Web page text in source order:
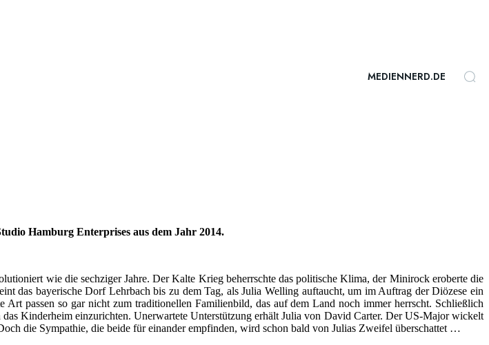
MEDIENNERD.DE
Hamburg Enterprises aus dem Jahr 2014.
wie die sechziger Jahre. Der Kalte Krieg beherrschte das politische Klima, der Minirock eroberte die
das bayerische Dorf Lehrbach bis zu dem Tag, als Julia Welling auftaucht, um im Auftrag der Diözese ein
passen so gar nicht zum traditionellen Familienbild, das auf dem Land noch immer herrscht. Schließlich
Kinderheim einzurichten. Unerwartete Unterstützung erhält Julia von David Carter. Der US-Major wickelt
die Sympathie, die beide für einander empfinden, wird schon bald von Julias Zweifel überschattet …